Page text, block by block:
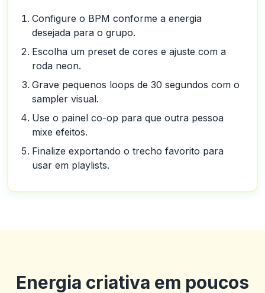
Configure o BPM conforme a energia
desejada para o grupo.
Escolha um preset de cores e ajuste com a
roda neon.
Grave pequenos loops de 30 segundos com o
sampler visual.
Use o painel co-op para que outra pessoa
mixe efeitos.
Finalize exportando o trecho favorito para
usar em playlists.
Energia criativa em poucos